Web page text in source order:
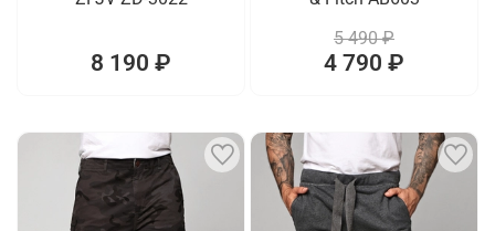
8 190 ₽
5 490 ₽
4 790 ₽